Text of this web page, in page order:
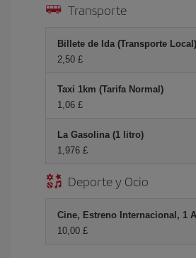
Transporte
Billete de Ida (Transporte Local)
2,50 £
Taxi 1km (Tarifa Normal)
1,06 £
La Gasolina (1 litro)
1,976 £
Deporte y Ocio
Cine, Estreno Internacional, 1
10,00 £